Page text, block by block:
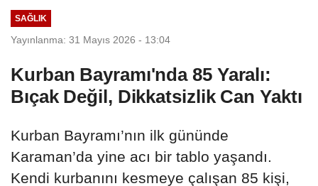
SAĞLIK
Yayınlanma: 31 Mayıs 2026 - 13:04
Kurban Bayramı'nda 85 Yaralı:
Bıçak Değil, Dikkatsizlik Can Yaktı
Kurban Bayramı’nın ilk gününde
Karaman’da yine acı bir tablo yaşandı.
Kendi kurbanını kesmeye çalışan 85 kişi,